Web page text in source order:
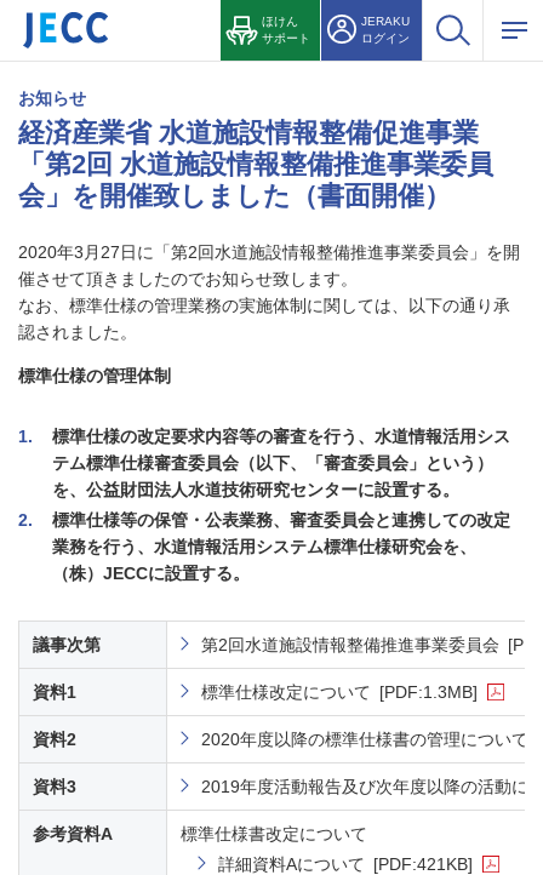
ほけん
サポート
JERAKU
ログイン
お知らせ
経済産業省 水道施設情報整備促進事業
「第2回 水道施設情報整備推進事業委員
会」を開催致しました（書面開催）
2020年3月27日に「第2回水道施設情報整備推進事業委員会」を開
催させて頂きましたのでお知らせ致します。
なお、標準仕様の管理業務の実施体制に関しては、以下の通り承
認されました。
標準仕様の管理体制
1
標準仕様の改定要求内容等の審査を行う、水道情報活用シス
テム標準仕様審査委員会（以下、「審査委員会」という）
を、公益財団法人水道技術研究センターに設置する。
2
標準仕様等の保管・公表業務、審査委員会と連携しての改定
業務を行う、水道情報活用システム標準仕様研究会を、
（株）JECCに設置する。
議事次第 第2回水道施設情報整備推進事業委員会
資料1 標準仕様改定について [PDF:1.3MB]
資料2 2020年度以降の標準仕様書の管理について
資料3 2019年度活動報告及び次年度以降の活動に
参考資料A
標準仕様書改定について
詳細資料Aについて [PDF:421KB]